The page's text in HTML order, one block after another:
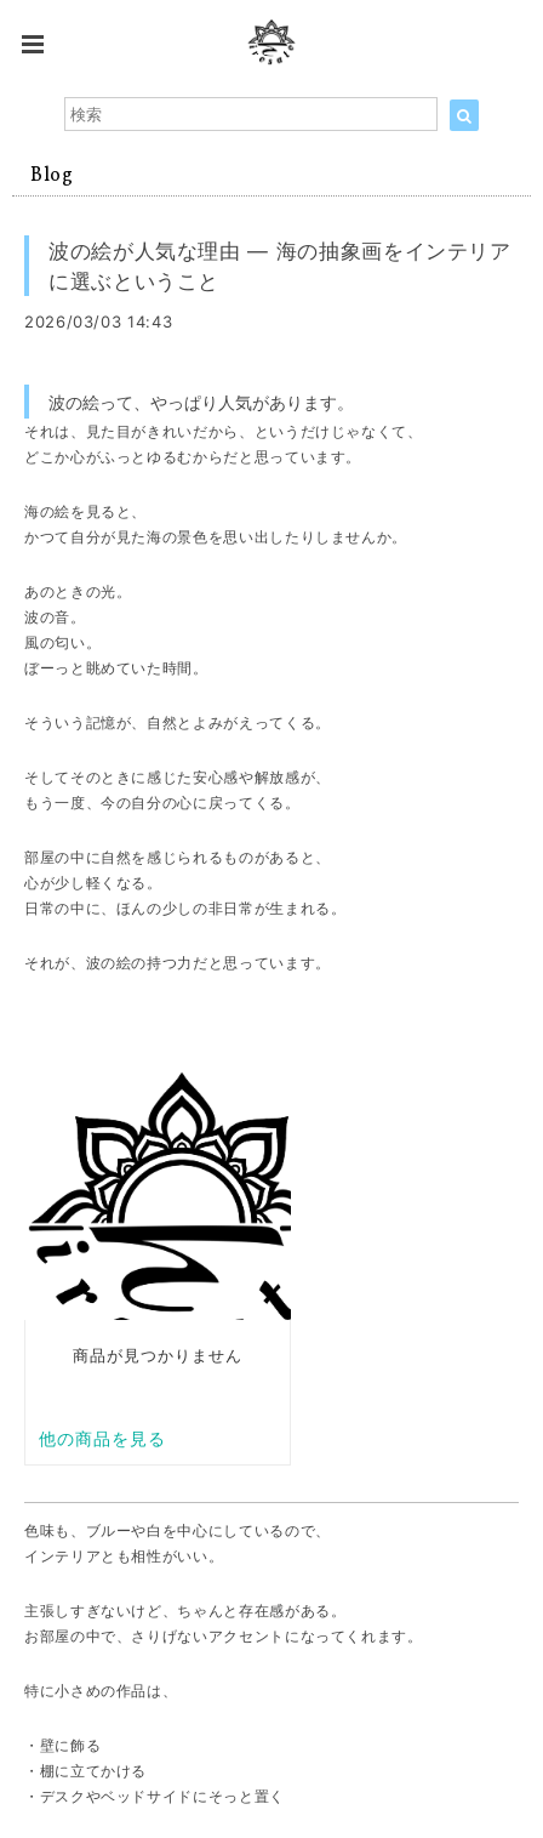
Blog
波の絵が人気な理由 ― 海の抽象画をインテリア
に選ぶということ
2026/03/03 14:43
波の絵って、やっぱり人気があります。
それは、見た目がきれいだから、というだけじゃなくて、
どこか心がふっとゆるむからだと思っています。
海の絵を見ると、
かつて自分が見た海の景色を思い出したりしませんか。
あのときの光。
波の音。
風の匂い。
ぼーっと眺めていた時間。
そういう記憶が、自然とよみがえってくる。
そしてそのときに感じた安心感や解放感が、
もう一度、今の自分の心に戻ってくる。
部屋の中に自然を感じられるものがあると、
心が少し軽くなる。
日常の中に、ほんの少しの非日常が生まれる。
それが、波の絵の持つ力だと思っています。
色味も、ブルーや白を中心にしているので、
インテリアとも相性がいい。
主張しすぎないけど、ちゃんと存在感がある。
お部屋の中で、さりげないアクセントになってくれます。
特に小さめの作品は、
・壁に飾る
・棚に立てかける
・デスクやベッドサイドにそっと置く